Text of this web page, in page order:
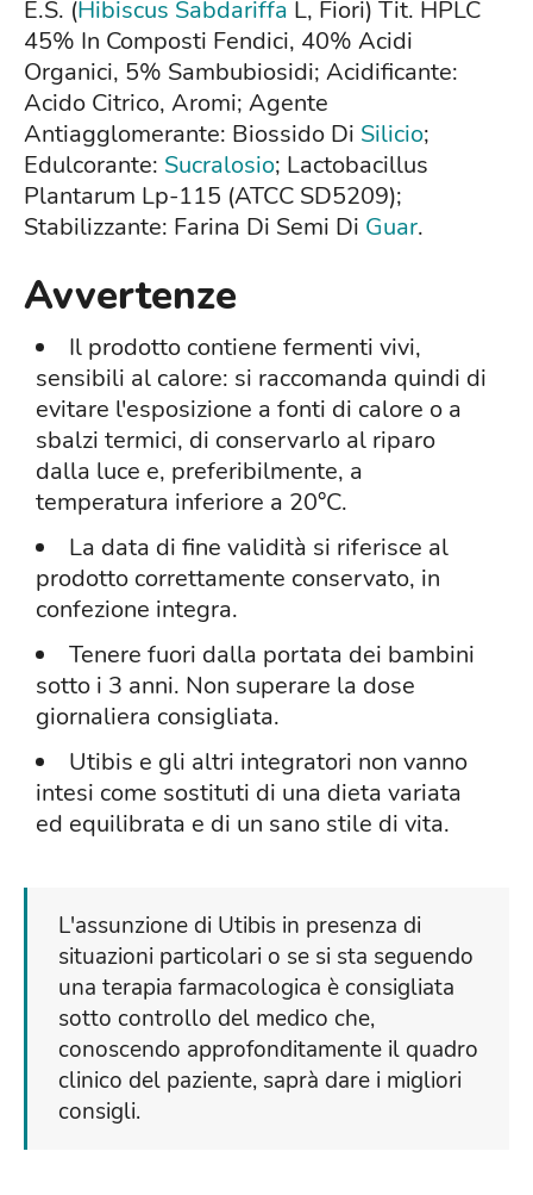
E.S. (Hibiscus Sabdariffa L, Fiori) Tit. HPLC
45% In Composti Fendici, 40% Acidi
Organici, 5% Sambubiosidi; Acidificante:
Acido Citrico, Aromi; Agente
Antiagglomerante: Biossido Di Silicio;
Edulcorante: Sucralosio; Lactobacillus
Plantarum Lp-115 (ATCC SD5209);
Stabilizzante: Farina Di Semi Di Guar.
Avvertenze
Il prodotto contiene fermenti vivi,
sensibili al calore: si raccomanda quindi di
evitare l'esposizione a fonti di calore o a
sbalzi termici, di conservarlo al riparo
dalla luce e, preferibilmente, a
temperatura inferiore a 20°C.
La data di fine validità si riferisce al
prodotto correttamente conservato, in
confezione integra.
Tenere fuori dalla portata dei bambini
sotto i 3 anni. Non superare la dose
giornaliera consigliata.
Utibis e gli altri integratori non vanno
intesi come sostituti di una dieta variata
ed equilibrata e di un sano stile di vita.
L'assunzione di Utibis in presenza di
situazioni particolari o se si sta seguendo
una terapia farmacologica è consigliata
sotto controllo del medico che,
conoscendo approfonditamente il quadro
clinico del paziente, saprà dare i migliori
consigli.